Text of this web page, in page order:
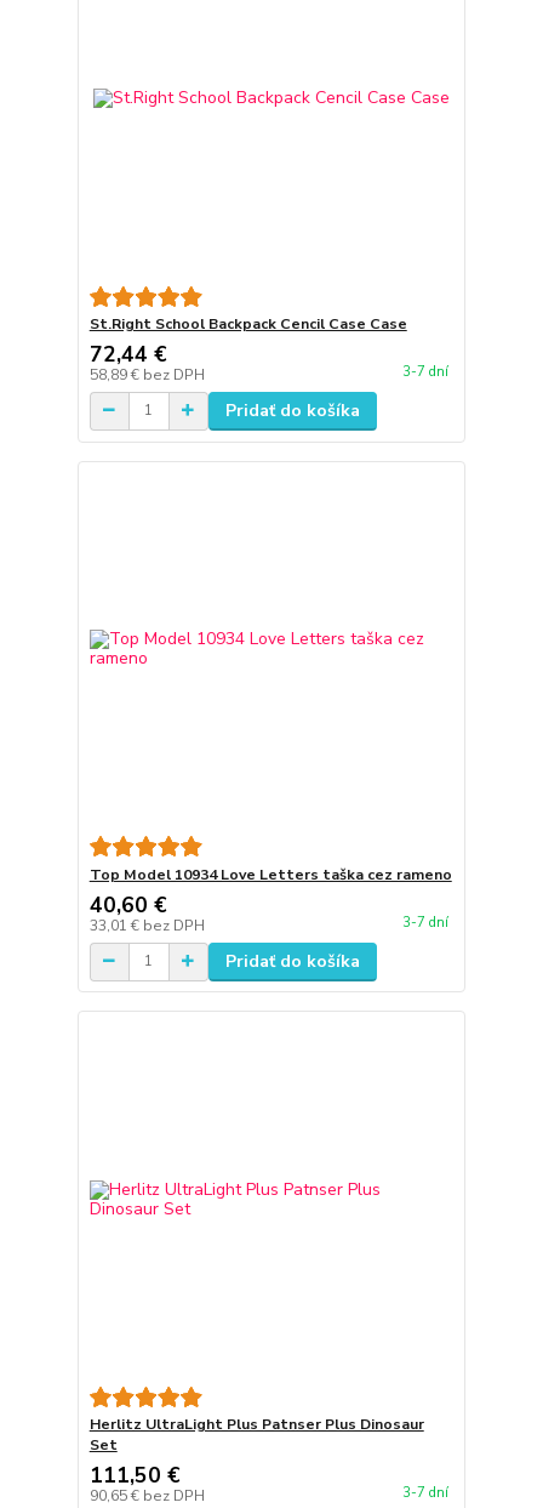
St.Right School Backpack Cencil Case Case
72,44 €
58,89 € bez DPH 3-7 dní
Pridať do košíka
Top Model 10934 Love Letters taška cez rameno
40,60 €
33,01 € bez DPH 3-7 dní
Pridať do košíka
Herlitz UltraLight Plus Patnser Plus Dinosaur
Set
111,50 €
90,65 € bez DPH 3-7 dní